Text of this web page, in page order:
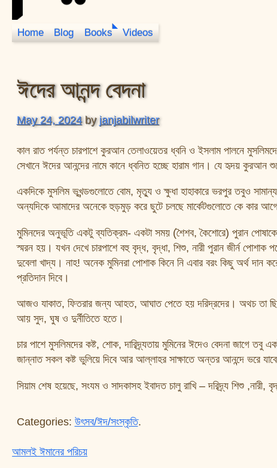
Home Blog Books Videos
ঈদের আনন্দ বেদনা
May 24, 2024 byjanjabilwriter
কাল রাত পর্যন্ত চারপাশে কুরআন তেলাওয়েতর ধ্বনি ও ইসলাম পালনে
সেখানে ঈদের আনন্দের নামে কানে ধ্বনিত হচ্ছে হারাম গান। যে হৃদয় কুরআন
একদিকে মুসলিম ভূখন্ডগুলোতে বোম, মৃত্যু ও ক্ষুধা হাহাকারে ভরপুর তবুও
অন্যদিকে আমাদের অনেকে হুড়মুড় করে ছুটে চলছে মার্কেটগুলোতে কে কার
মুমিনদের অনুভূতি একটু ব্যতিক্রম- একটা সময় (শৈশব, কৈশোরে) পুরান
স্মরন হয়। যখন দেখে চারপাশে বহু বৃদ্ধ, বৃদ্ধা, শিশু, নারী পুরান জীর্ন
দুবেলা খাদ্য। নাহ! অনেক মুমিনরা পোশাক কিনে নি এবার বরং কিছু অর্থ
প্রতিদান দিবে।
আজও যাকাত, ফিতরার জন্য আহত, আঘাত পেতে হয় দরিদ্রদের। অথচ তা
আয় সুদ, ঘুষ ও দুর্নীতিতে হতে।
চার পাশে মুসলিমদের কষ্ট, শোক, দারিদ্র্যতায় মুমিনের ঈদেও বেদনা জাগে
জান্নাত সকল কষ্ট ভুলিয়ে দিবে আর আল্লাহর সাক্ষাতে অন্তর আনন্দে ভরে
সিয়াম শেষ হয়েছে, সংযম ও সাদকাসহ ইবাদত চালু রাখি – দরিদ্র্য শিশু ,নারী,
Categories: উৎসব/ঈদ/সংস্কৃতি.
Post navigation
আমলই ঈমানের পরিচয়